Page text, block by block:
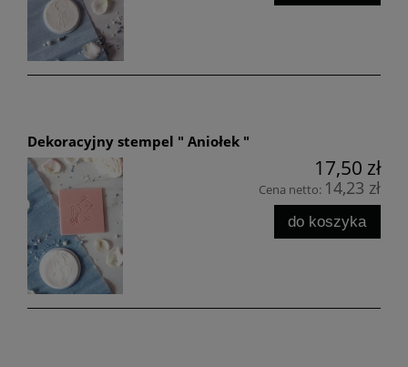
Dekoracyjny stempel " Aniołek "
17,50 zł
Cena netto: 14,23 zł
do koszyka